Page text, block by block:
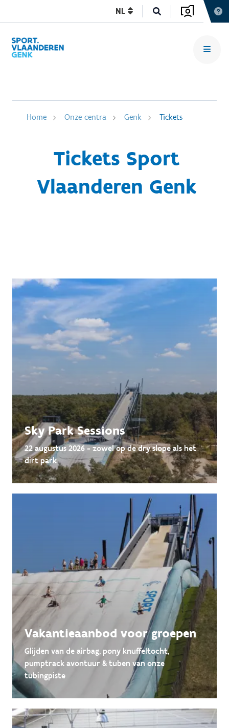
NL
Home Onze centra Genk Tickets
Tickets Sport
Vlaanderen Genk
Sky Park Sessions
22 augustus 2026 - zowel op de dry slope als het
dirt park
Vakantieaanbod voor groepen
Glijden van de airbag, pony knuffeltocht,
pumptrack avontuur & tuben van onze
tubingpiste